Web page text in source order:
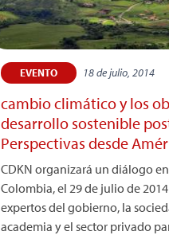
EVENTO 18 de julio, 2014
cambio climático y los
desarrollo sostenible
Perspectivas desde
CDKN organizará un diálogo
Colombia, el 29 de julio de
expertos del gobierno, la
academia y el sector privado